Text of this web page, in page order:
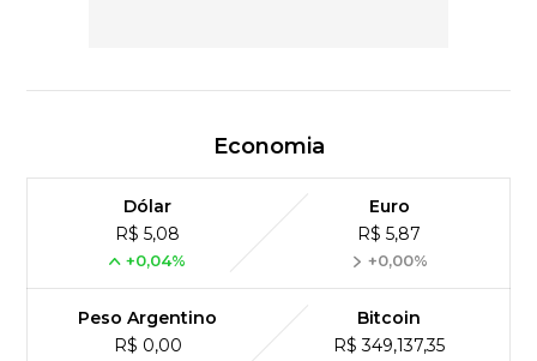
Economia
Dólar
R$ 5,08
+0,04%
Euro
R$ 5,87
+0,00%
Peso Argentino
R$ 0,00
Bitcoin
R$ 349,137,35